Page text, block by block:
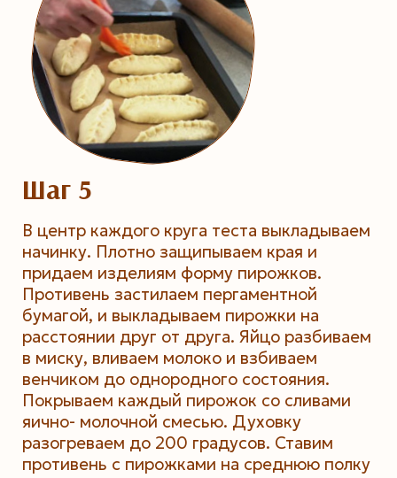
Шаг 5
В центр каждого круга теста выкладываем
начинку. Плотно защипываем края и
придаем изделиям форму пирожков.
Противень застилаем пергаментной
бумагой, и выкладываем пирожки на
расстоянии друг от друга. Яйцо разбиваем
в миску, вливаем молоко и взбиваем
венчиком до однородного состояния.
Покрываем каждый пирожок со сливами
яично- молочной смесью. Духовку
разогреваем до 200 градусов. Ставим
противень с пирожками на среднюю полку